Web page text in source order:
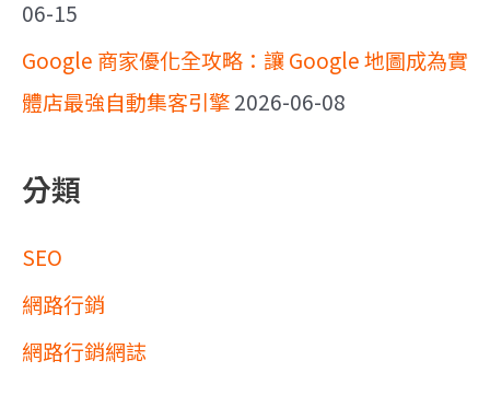
06-15
Google 商家優化全攻略：讓 Google 地圖成為實
體店最強自動集客引擎2026-06-08
分類
SEO
網路行銷
網路行銷網誌